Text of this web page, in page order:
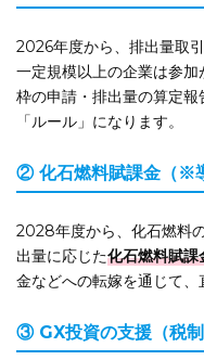
2026年度から、排出量取
一定規模以上の企業は参
枠の申請・排出量の算定
「ルール」になります。
② 化石燃料賦課金（※
2028年度から、化石燃料
出量に応じた化石燃料賦課
金などへの転嫁を通じて、
③ GX投資の支援（税制